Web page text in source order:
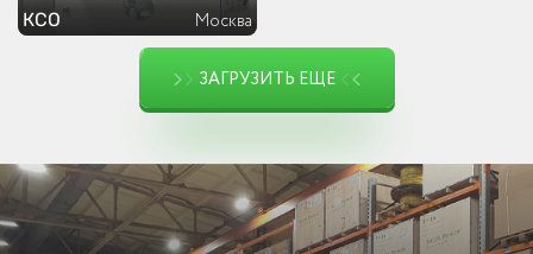
КСО Москва
ЗАГРУЗИТЬ ЕЩЕ